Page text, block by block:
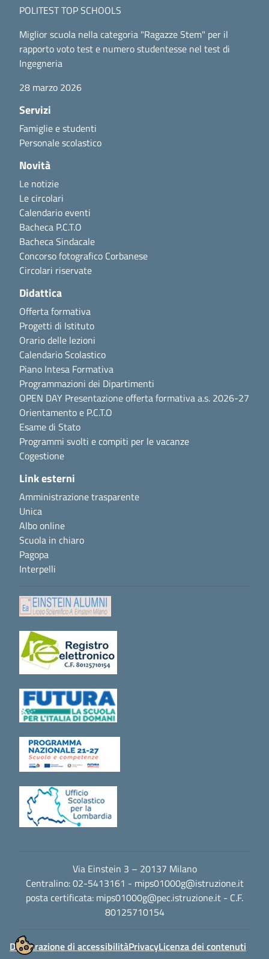
POLITEST TOP SCHOOLS
Miglior scuola nella categoria "Ragazze Stem" per il
rapporto voto test e numero studentesse nel test di
Ingegneria
28 marzo 2026
Servizi
Famiglie e studenti
Personale scolastico
Novità
Le notizie
Le circolari
Calendario eventi
Bacheca P.C.T.O
Bacheca Sindacale
Concorso fotografico Corbanese
Circolari riservate
Didattica
Offerta formativa
Progetti di Istituto
Orario delle lezioni
Calendario Scolastico
Piano Intesa Formativa
Programmazioni dei Dipartimenti
OPEN DAY Presentazione offerta formativa a.s. 2026-27
Orientamento e P.C.T.O
Esame di Stato
Programmi svolti e compiti per le vacanze
Cogestione
Link esterni
Amministrazione trasparente
Unica
Albo online
Scuola in chiaro
Pagopa
Interpelli
Via Einstein 3 – 20137 Milano
Centralino: 02-5413161 - mips01000g@istruzione.it
posta certificata: mips01000g@pec.istruzione.it - C.F.
80125710154
Dichiarazione di accessibilitàPrivacyLicenza dei contenuti